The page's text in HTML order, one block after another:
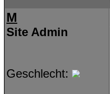
M
Site Admin
Geschlecht: